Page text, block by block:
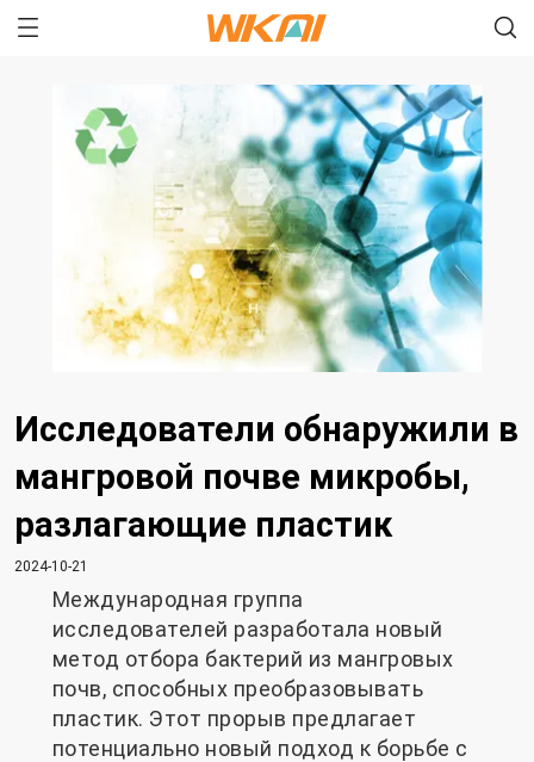
Исследователи обнаружили в
мангровой почве микробы,
разлагающие пластик
2024-10-21
Международная группа
исследователей разработала новый
метод отбора бактерий из мангровых
почв, способных преобразовывать
пластик. Этот прорыв предлагает
потенциально новый подход к борьбе с